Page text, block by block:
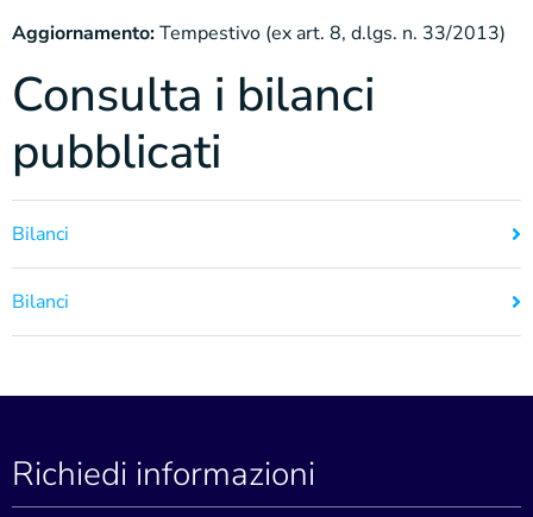
Aggiornamento:Tempestivo (ex art. 8, d.lgs. n. 33/2013)
Consulta i bilanci
pubblicati
Bilanci
Bilanci
Richiedi informazioni